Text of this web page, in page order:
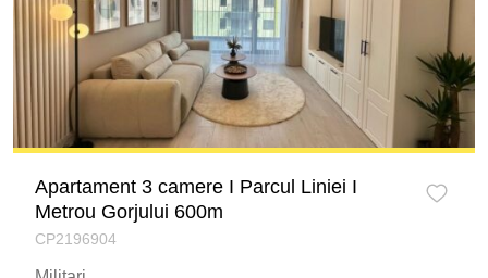
Apartament 3 camere I Parcul Liniei I
Metrou Gorjului 600m
CP2196904